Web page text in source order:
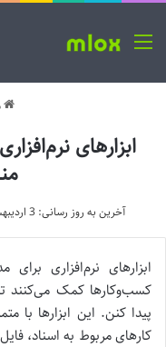
منو
ابزارهای
آخرین به روز رسانی: 3 اردیبهشت
ابزارهای نرم‌افزاری
کسب‌وکارها کمک می‌کنند
پیدا کنن. این ابزارها با
کارهای مربوط به اسناد،